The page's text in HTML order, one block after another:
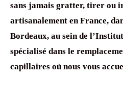
sans jamais gratter, tirer ou
artisanalement en France,
Bordeaux, au sein de
spécialisé dans le
capillaires où nous vous